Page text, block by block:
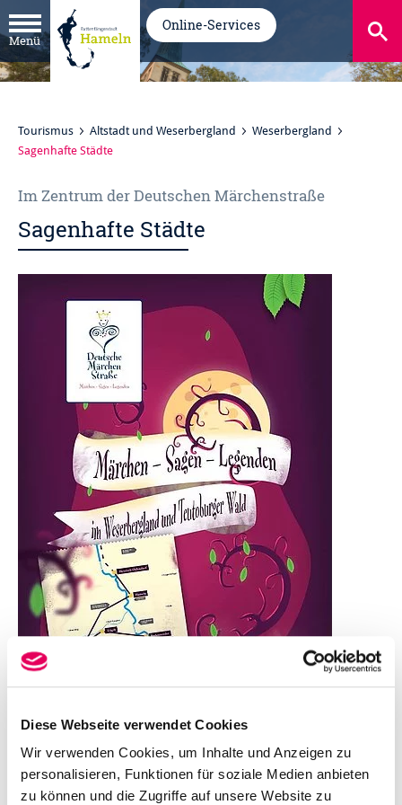
Diese Webseite verwendet Cookies
Wir verwenden Cookies, um Inhalte und Anzeigen zu
personalisieren, Funktionen für soziale Medien anbieten
zu können und die Zugriffe auf unsere Website zu
Menü
Online-Services
Tourismus Altstadt und Weserbergland
Weserbergland
Sagenhafte Städte
Im Zentrum der Deutschen Märchenstraße
Sagenhafte Städte
Märchenstraße, die von Hanau, dem Geburtsort der
Brüder Grimm, über 600 Kilometer Richtung Norden
bis nach Bremen führt. Ein bedeutender Teil dieser